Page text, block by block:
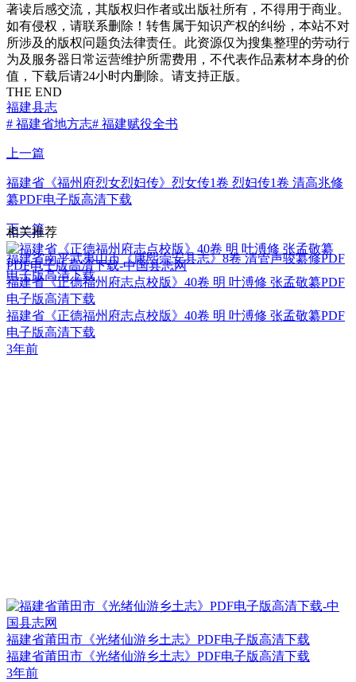
著读后感交流，其版权归作者或出版社所有，不得用于商业。
如有侵权，请联系删除！转售属于知识产权的纠纷，本站不对
所涉及的版权问题负法律责任。此资源仅为搜集整理的劳动行
为及服务器日常运营维护所需费用，不代表作品素材本身的价
值，下载后请24小时内删除。请支持正版。
THE END
福建县志
# 福建省地方志# 福建赋役全书
上一篇
福建省《福州府烈女烈妇传》烈女传1卷 烈妇传1卷 清高兆修
纂PDF电子版高清下载
下一篇
福建省南平武夷山市《康熙崇安县志》8卷 清管声骏纂修PDF
电子版高清下载
相关推荐
福建省《正德福州府志点校版》40卷 明 叶溥修 张孟敬纂PDF
电子版高清下载
福建省《正德福州府志点校版》40卷 明 叶溥修 张孟敬纂PDF
电子版高清下载
3年前
福建省莆田市《光绪仙游乡土志》PDF电子版高清下载
福建省莆田市《光绪仙游乡土志》PDF电子版高清下载
3年前